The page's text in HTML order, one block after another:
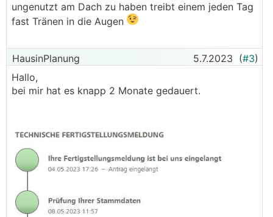
ungenutzt am Dach zu haben treibt einem jeden Tag
fast Tränen in die Augen
HausinPlanung 5.7.2023 (#3)
Hallo,
bei mir hat es knapp 2 Monate gedauert.